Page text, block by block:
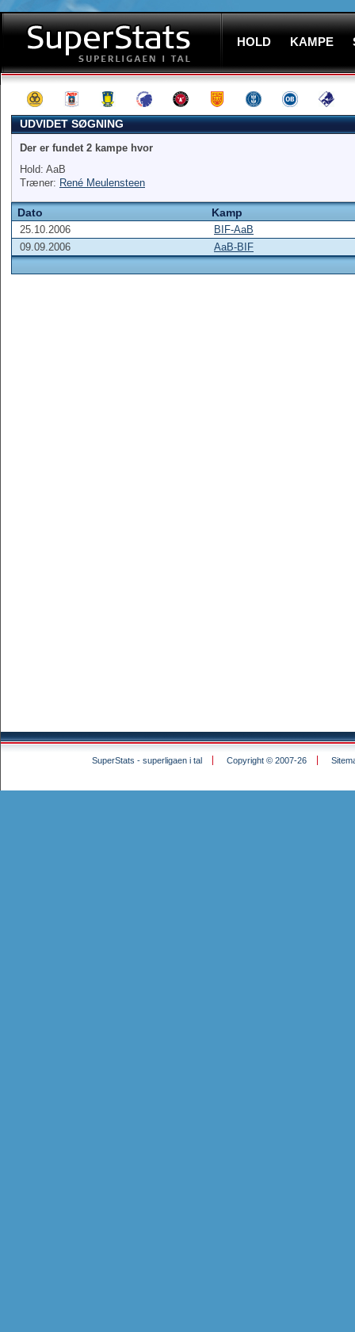
HOLD KAMPE
UDVIDET SØGNING
Der er fundet 2 kampe hvor
Hold: AaB
Træner: René Meulensteen
Dato Kamp
25.10.2006
BIF-AaB
09.09.2006
AaB-BIF
SuperStats - superligaen i tal Copyright © 2007-26